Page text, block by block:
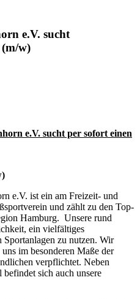
e.V. sucht
w)
e.V. sucht per sofort einen
e.V. ist ein am Freizeit- und
und zählt zu den Top-
Hamburg. Unsere rund
ein vielfältiges
Sportanlagen zu nutzen. Wir
im besonderen Maße der
verpflichtet. Neben
sich auch unsere